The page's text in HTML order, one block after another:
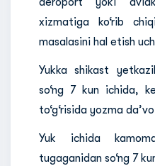
xizmatiga ko‘rib
masalasini hal etish
Yukka shikast
so‘ng 7 kun ichida,
to‘g‘risida yozma
Yuk ichida
tugaganidan so‘ng 7